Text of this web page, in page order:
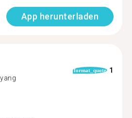
App herunterladen
format_quote 1